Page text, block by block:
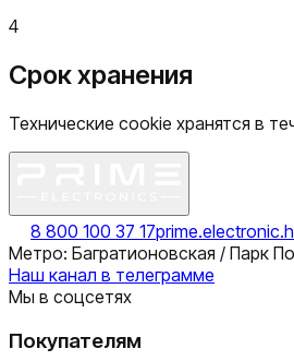
4
Срок хранения
Технические cookie хранятся в
8 800 100 37 17
Метро: Багратионовская / Парк
Наш канал в телеграмме
Мы в соцсетях
Покупателям